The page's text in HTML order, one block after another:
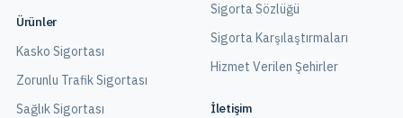
Ürünler
Kasko Sigortası
Zorunlu Trafik Sigortası
Sağlık Sigortası
Sigorta Sözlüğü
Sigorta Karşılaştırmaları
Hizmet Verilen Şehirler
İletişim